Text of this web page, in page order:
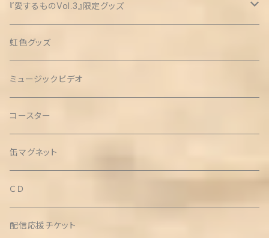
『愛するものVol.3』限定グッズ
クリップ缶バッチ(3個セット)
虹色グッズ
ミュージックビデオ
コースター
缶マグネット
ＣＤ
配信応援チケット